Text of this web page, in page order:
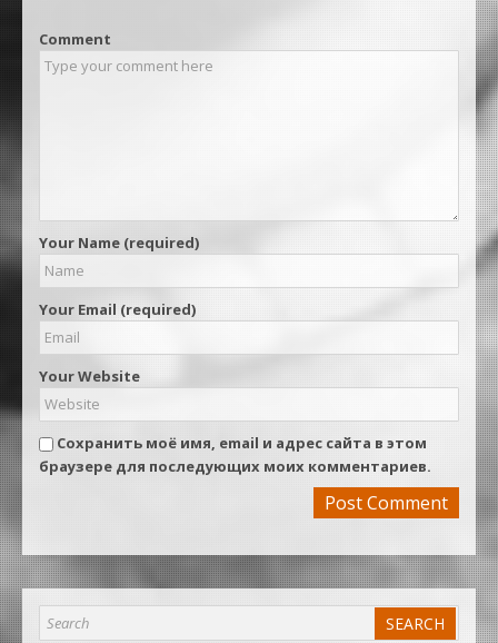
Comment
Your Name (required)
Your Email (required)
Your Website
Сохранить моё имя, email и адрес сайта в этом
браузере для последующих моих комментариев.